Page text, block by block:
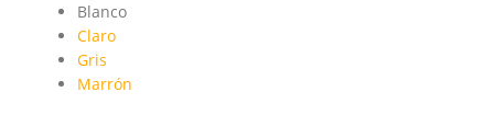
Blanco
Claro
Gris
Marrón